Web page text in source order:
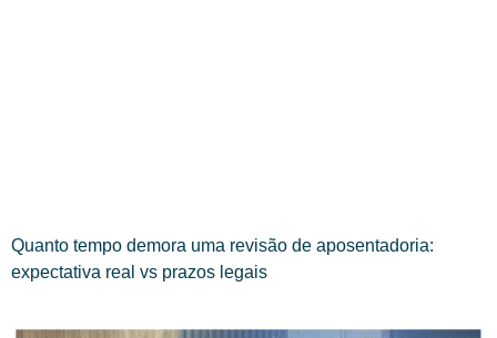
Quanto tempo demora uma revisão de aposentadoria:
expectativa real vs prazos legais